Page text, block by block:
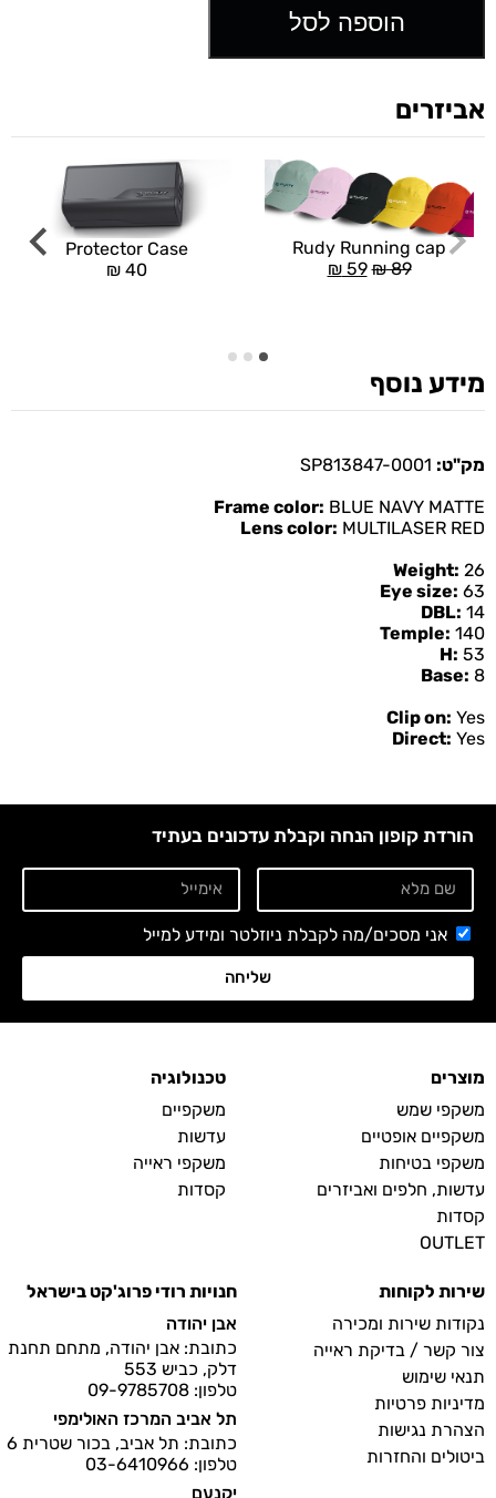
הוספה לסל
אביזרים
Rudy Running cap
₪89
₪59
Protector Case
₪ 40
מידע נוסף
מק"ט:
Frame color: BLUE NAVY MATTE
Lens color: MULTILASER RED
Weight: 26
Eye size: 63
DBL: 14
Temple: 140
H: 53
Base: 8
Clip on: Yes
Direct: Yes
הורדת קופון הנחה וקבלת עדכונים בעתיד
אני מסכים/מה לקבלת ניוזלטר ומידע למייל
שליחה
מוצרים
משקפי שמש
משקפיים אופטיים
משקפי בטיחות
עדשות, חלפים ואביזרים
קסדות
OUTLET
טכנולוגיה
משקפיים
עדשות
משקפי ראייה
קסדות
שירות לקוחות
נקודות שירות ומכירה
צור קשר / בדיקת ראייה
תנאי שימוש
מדיניות פרטיות
הצהרת נגישות
ביטולים והחזרות
חנויות רודי פרוג'קט בישראל
אבן יהודה
כתובת: אבן יהודה, מתחם תחנת
דלק, כביש 553
טלפון: 09-9785708
תל אביב המרכז האולימפי
כתובת: תל אביב, בכור שטרית 6
טלפון: 03-6410966
יקנעם